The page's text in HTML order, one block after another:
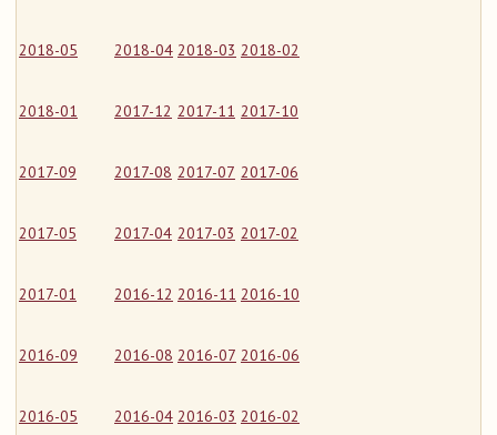
2018-05 2018-04 2018-03 2018-02
2018-01 2017-12 2017-11 2017-10
2017-09 2017-08 2017-07 2017-06
2017-05 2017-04 2017-03 2017-02
2017-01 2016-12 2016-11 2016-10
2016-09 2016-08 2016-07 2016-06
2016-05 2016-04 2016-03 2016-02